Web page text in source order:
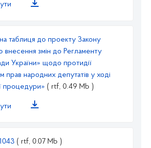
таблиця до проекту Закону
внесення змін до Регламенту
України» щодо протидії
прав народних депутатів у ході
процедури» ( rtf, 0.49 Mb )
( rtf, 0.07 Mb )